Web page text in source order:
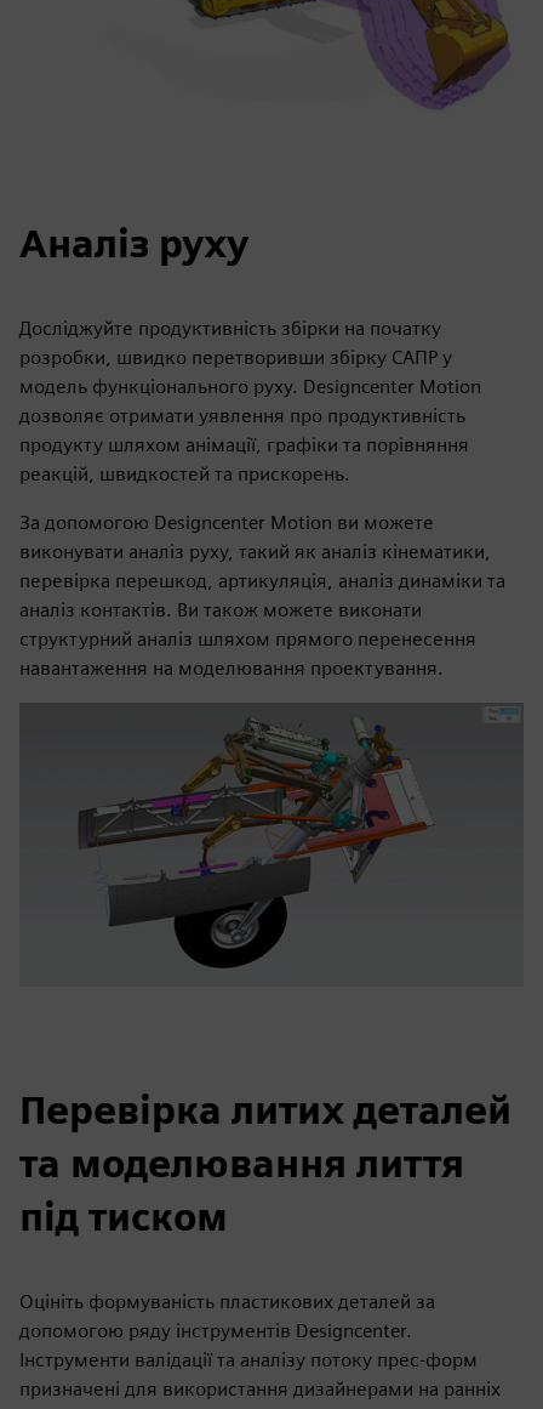
Аналіз руху
Досліджуйте продуктивність збірки на початку
розробки, швидко перетворивши збірку САПР у
модель функціонального руху. Designcenter Motion
дозволяє отримати уявлення про продуктивність
продукту шляхом анімації, графіки та порівняння
реакцій, швидкостей та прискорень.
За допомогою Designcenter Motion ви можете
виконувати аналіз руху, такий як аналіз кінематики,
перевірка перешкод, артикуляція, аналіз динаміки та
аналіз контактів. Ви також можете виконати
структурний аналіз шляхом прямого перенесення
навантаження на моделювання проектування.
Перевірка литих деталей
та моделювання лиття
під тиском
Оцініть формуваність пластикових деталей за
допомогою ряду інструментів Designcenter.
Інструменти валідації та аналізу потоку прес-форм
призначені для використання дизайнерами на ранніх